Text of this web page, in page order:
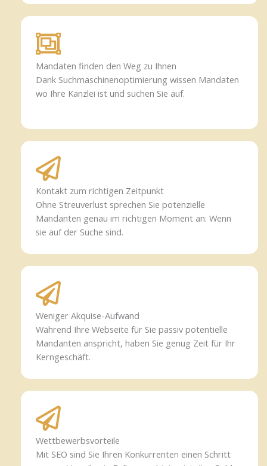
Mandaten finden den Weg zu Ihnen
Dank Suchmaschinenoptimierung wissen Mandaten
wo Ihre Kanzlei ist und suchen Sie auf.
Kontakt zum richtigen Zeitpunkt
Ohne Streuverlust sprechen Sie potenzielle
Mandanten genau im richtigen Moment an: Wenn
sie auf der Suche sind.
Weniger Akquise-Aufwand
Während Ihre Webseite für Sie passiv potentielle
Mandanten anspricht, haben Sie genug Zeit für Ihr
Kerngeschäft.
Wettbewerbsvorteile
Mit SEO sind Sie Ihren Konkurrenten einen Schritt